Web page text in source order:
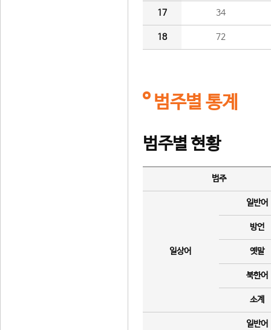
17 34
18 72
범주별 통계
범주별 현황
범주
일상어
일반어
방언
옛말
북한어
소계
일반어